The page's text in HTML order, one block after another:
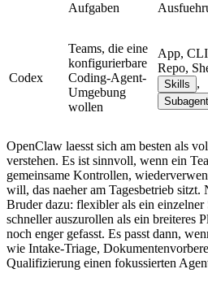
Aufgaben
Ausfuehr
Codex
Teams, die eine
konfigurierbare
Coding-Agent-
Umgebung
wollen
App, CLI
Repo, Sh
S ki s ,
Subagent
OpenClaw laesst sich am besten als vol
verstehen. Es ist sinnvoll, wenn ein Tea
gemeinsame Kontrollen, wiederverwen
will, das naeher am Tagesbetrieb sitzt.
Bruder dazu: flexibler als ein einzelner
schneller auszurollen als ein breiteres Pl
noch enger gefasst. Es passt dann, wen
wie Intake-Triage, Dokumentenvorbere
Qualifizierung einen fokussierten Agen